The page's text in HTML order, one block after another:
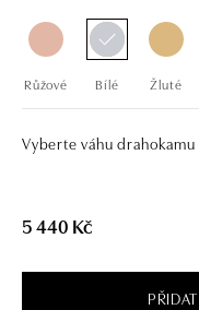
Růžové Bílé Žluté
Vyberte váhu drahokamu
5 440 Kč